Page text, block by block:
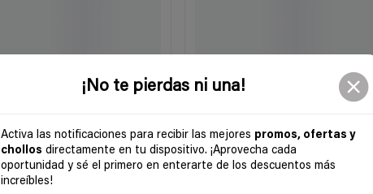
¡No te pierdas ni una!
Activa las notificaciones para recibir las mejores promos, ofertas y
chollos directamente en tu dispositivo. ¡Aprovecha cada
oportunidad y sé el primero en enterarte de los descuentos más
increíbles!